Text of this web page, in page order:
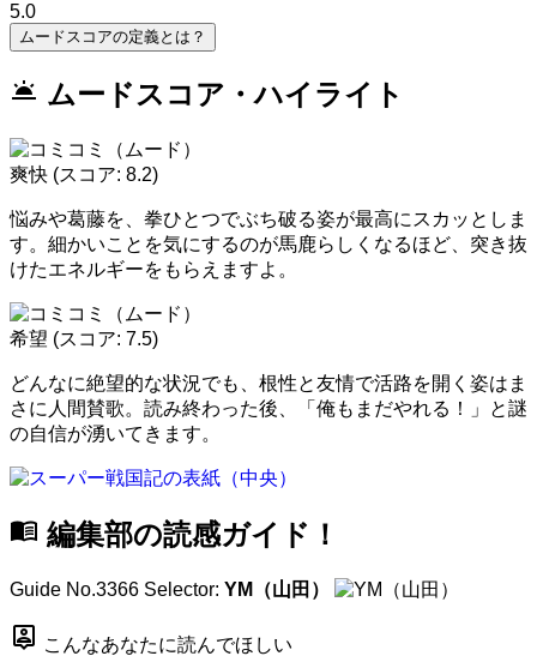
5.0
ムードスコアの定義とは？
wb_twilight ムードスコア・ハイライト
爽快 (スコア: 8.2)
悩みや葛藤を、拳ひとつでぶち破る姿が最高にスカッとしま
す。細かいことを気にするのが馬鹿らしくなるほど、突き抜
けたエネルギーをもらえますよ。
希望 (スコア: 7.5)
どんなに絶望的な状況でも、根性と友情で活路を開く姿はま
さに人間賛歌。読み終わった後、「俺もまだやれる！」と謎
の自信が湧いてきます。
menu_book 編集部の読感ガイド！
Guide No.3366 Selector: YM（山田）
person_pin こんなあなたに読んでほしい